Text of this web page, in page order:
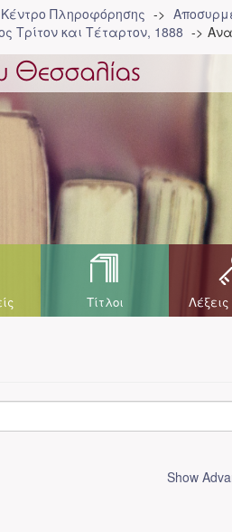
Κέντρο Πληροφόρησης
Τρίτον και Τέταρτον, 1888
Τίτλοι Λέξεις
Show